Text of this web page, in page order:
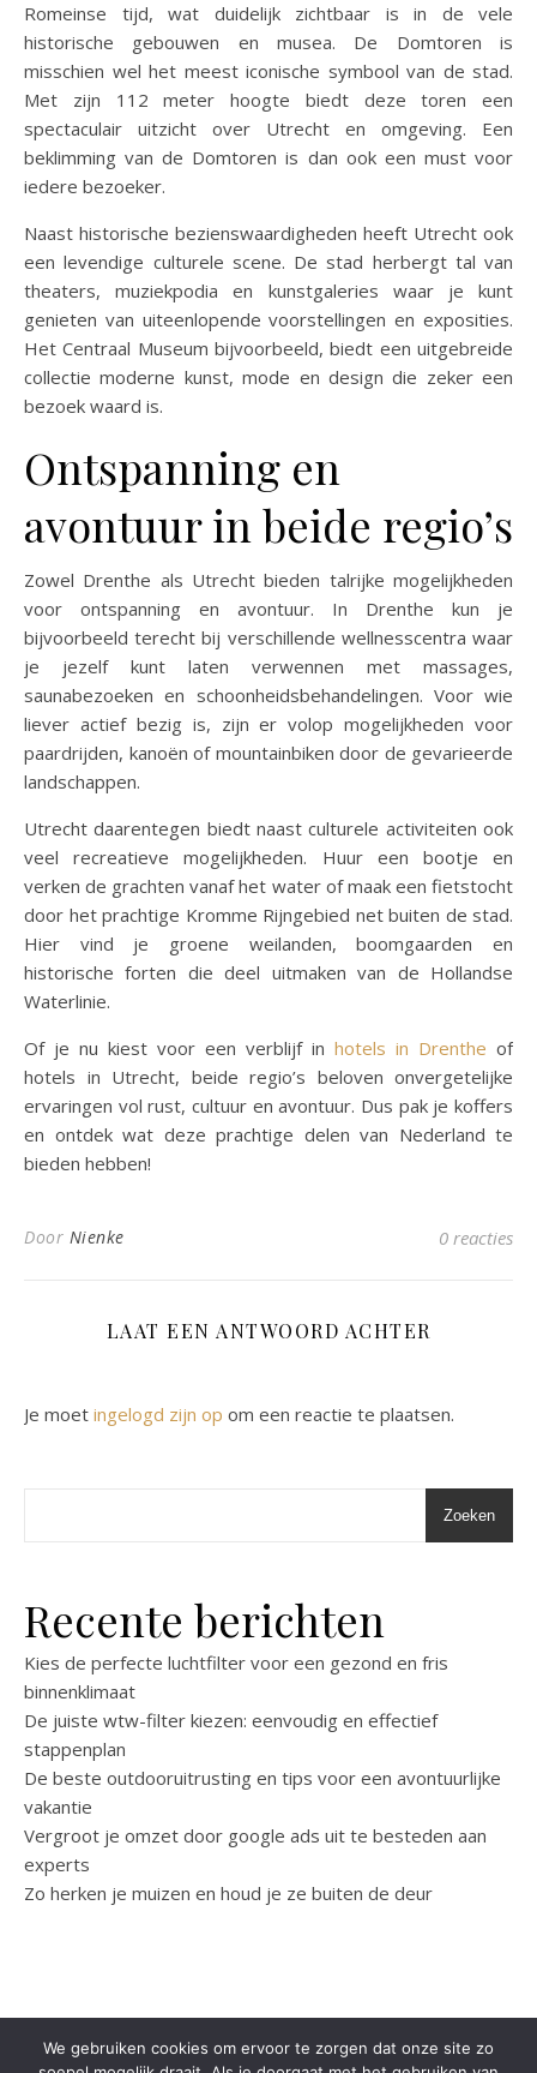
Romeinse tijd, wat duidelijk zichtbaar is in de vele
historische gebouwen en musea. De Domtoren is
misschien wel het meest iconische symbool van de stad.
Met zijn 112 meter hoogte biedt deze toren een
spectaculair uitzicht over Utrecht en omgeving. Een
beklimming van de Domtoren is dan ook een must voor
iedere bezoeker.
Naast historische bezienswaardigheden heeft Utrecht ook
een levendige culturele scene. De stad herbergt tal van
theaters, muziekpodia en kunstgaleries waar je kunt
genieten van uiteenlopende voorstellingen en exposities.
Het Centraal Museum bijvoorbeeld, biedt een uitgebreide
collectie moderne kunst, mode en design die zeker een
bezoek waard is.
Ontspanning en
avontuur in beide regio’s
Zowel Drenthe als Utrecht bieden talrijke mogelijkheden
voor ontspanning en avontuur. In Drenthe kun je
bijvoorbeeld terecht bij verschillende wellnesscentra waar
je jezelf kunt laten verwennen met massages,
saunabezoeken en schoonheidsbehandelingen. Voor wie
liever actief bezig is, zijn er volop mogelijkheden voor
paardrijden, kanoën of mountainbiken door de gevarieerde
landschappen.
Utrecht daarentegen biedt naast culturele activiteiten ook
veel recreatieve mogelijkheden. Huur een bootje en
verken de grachten vanaf het water of maak een fietstocht
door het prachtige Kromme Rijngebied net buiten de stad.
Hier vind je groene weilanden, boomgaarden en
historische forten die deel uitmaken van de Hollandse
Waterlinie.
Of je nu kiest voor een verblijf in hotels in Drenthe of
hotels in Utrecht, beide regio’s beloven onvergetelijke
ervaringen vol rust, cultuur en avontuur. Dus pak je koffers
en ontdek wat deze prachtige delen van Nederland te
bieden hebben!
Door Nienke 0 reacties
LAAT EEN ANTWOORD ACHTER
Je moet ingelogd zijn op om een reactie te plaatsen.
Zoeken
Recente berichten
Kies de perfecte luchtfilter voor een gezond en fris
binnenklimaat
De juiste wtw-filter kiezen: eenvoudig en effectief
stappenplan
De beste outdooruitrusting en tips voor een avontuurlijke
vakantie
Vergroot je omzet door google ads uit te besteden aan
experts
Zo herken je muizen en houd je ze buiten de deur
We gebruiken cookies om ervoor te zorgen dat onze site zo